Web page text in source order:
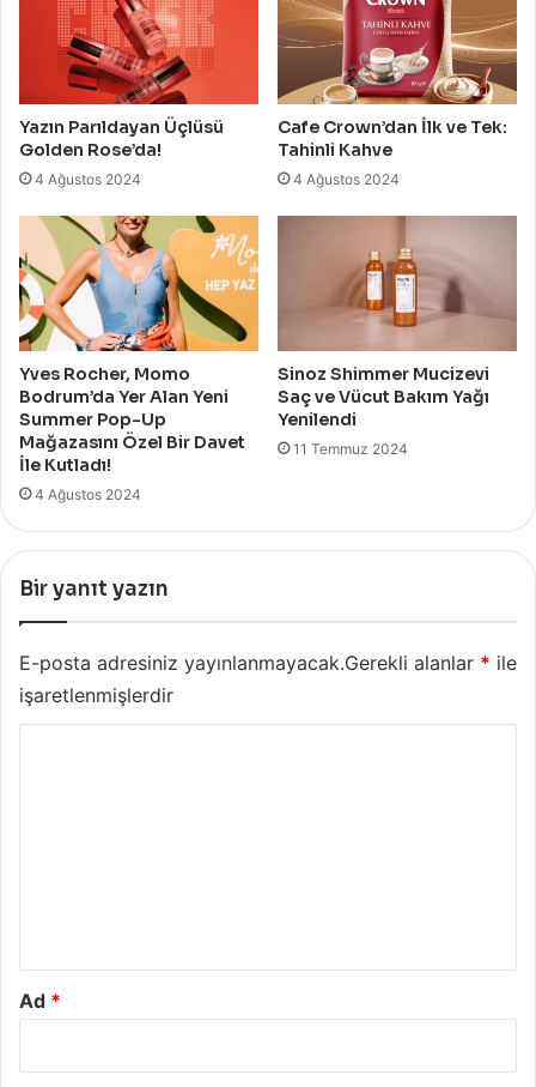
Yazın Parıldayan Üçlüsü
Golden Rose’da!
4 Ağustos 2024
Cafe Crown’dan İlk ve Tek:
Tahinli Kahve
4 Ağustos 2024
Yves Rocher, Momo
Bodrum’da Yer Alan Yeni
Summer Pop-Up
Mağazasını Özel Bir Davet
İle Kutladı!
4 Ağustos 2024
Sinoz Shimmer Mucizevi
Saç ve Vücut Bakım Yağı
Yenilendi
11 Temmuz 2024
Bir yanıt yazın
E-posta adresiniz yayınlanmayacak.Gerekli alanlar * ile
işaretlenmişlerdir
Ad *